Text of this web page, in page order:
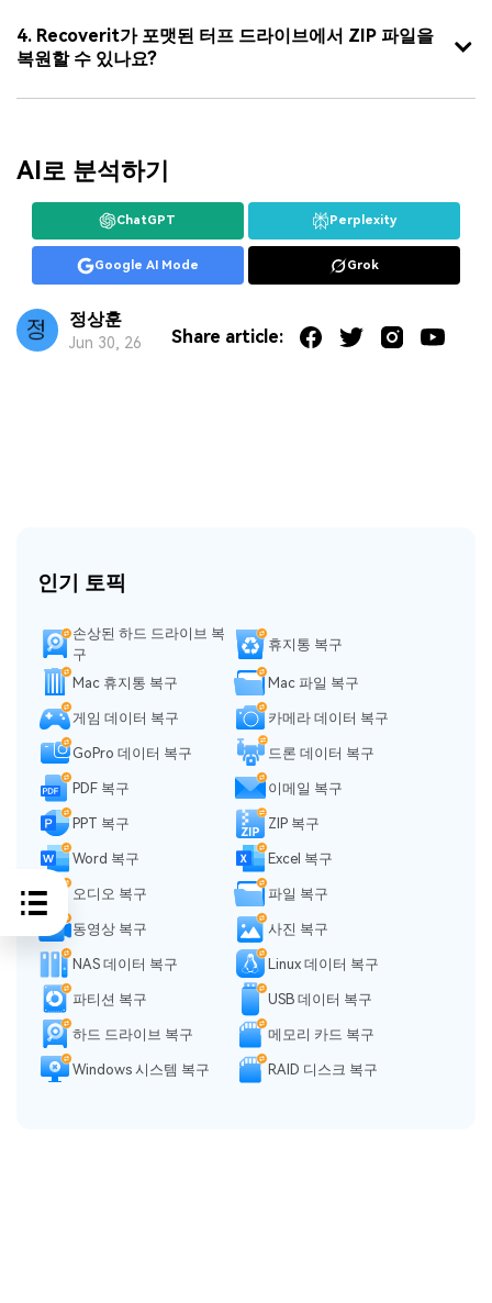
4. Recoverit가 포맷된 터프 드라이브에서 ZIP 파일을
복원할 수 있나요?
AI로 분석하기
ChatGPT Perplexity
Google AI Mode Grok
정상훈
Jun 30, 26 Share article:
인기 토픽
손상된 하드 드라이브 복
구
휴지통 복구
Mac 휴지통 복구 Mac 파일 복구
게임 데이터 복구 카메라 데이터 복구
GoPro 데이터 복구 드론 데이터 복구
PDF 복구 이메일 복구
PPT 복구 ZIP 복구
Word 복구 Excel 복구
오디오 복구 파일 복구
동영상 복구 사진 복구
NAS 데이터 복구 Linux 데이터 복구
파티션 복구 USB 데이터 복구
하드 드라이브 복구 메모리 카드 복구
Windows 시스템 복구 RAID 디스크 복구